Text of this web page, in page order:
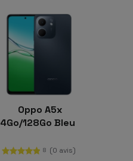
Oppo A5x
4Go/128Go Bleu
8 (0 avis)